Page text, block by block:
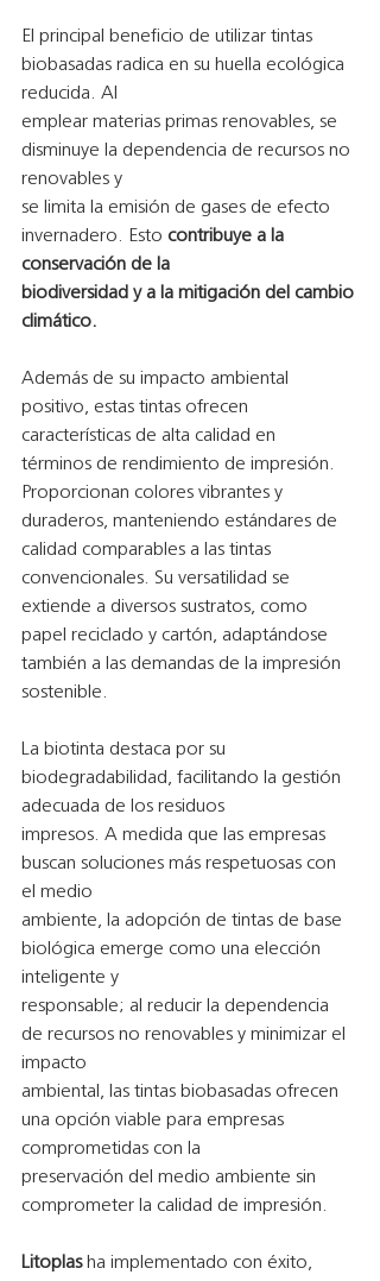
El principal beneficio de utilizar tintas
biobasadas radica en su huella ecológica
reducida. Al
emplear materias primas renovables, se
disminuye la dependencia de recursos no
renovables y
se limita la emisión de gases de efecto
invernadero. Esto contribuye a la
conservación de la
biodiversidad y a la mitigación del cambio
climático.
Además de su impacto ambiental
positivo, estas tintas ofrecen
características de alta calidad en
términos de rendimiento de impresión.
Proporcionan colores vibrantes y
duraderos, manteniendo estándares de
calidad comparables a las tintas
convencionales. Su versatilidad se
extiende a diversos sustratos, como
papel reciclado y cartón, adaptándose
también a las demandas de la impresión
sostenible.
La biotinta destaca por su
biodegradabilidad, facilitando la gestión
adecuada de los residuos
impresos. A medida que las empresas
buscan soluciones más respetuosas con
el medio
ambiente, la adopción de tintas de base
biológica emerge como una elección
inteligente y
responsable; al reducir la dependencia
de recursos no renovables y minimizar el
impacto
ambiental, las tintas biobasadas ofrecen
una opción viable para empresas
comprometidas con la
preservación del medio ambiente sin
comprometer la calidad de impresión.
Litoplas ha implementado con éxito,